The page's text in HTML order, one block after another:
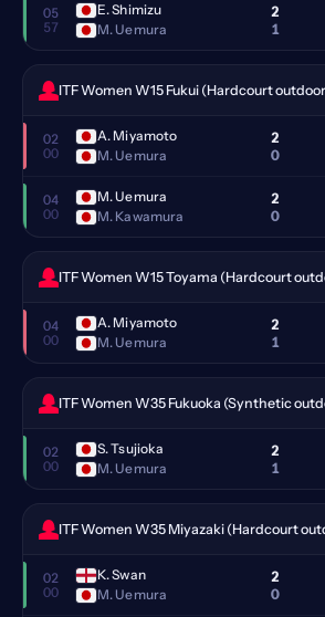
05
57
E. Shimizu
M. Uemura
2
1
ITF Women W15 Fukui (Hardcourt
02
00
A. Miyamoto
M. Uemura
2
0
04
00
M. Uemura
M. Kawamura
2
0
ITF Women W15 Toyama (Hardcourt
04
00
A. Miyamoto
M. Uemura
2
1
ITF Women W35 Fukuoka (Synthetic
02
00
S. Tsujioka
M. Uemura
2
1
ITF Women W35 Miyazaki (Hardcourt
02
00
K. Swan
M. Uemura
2
0